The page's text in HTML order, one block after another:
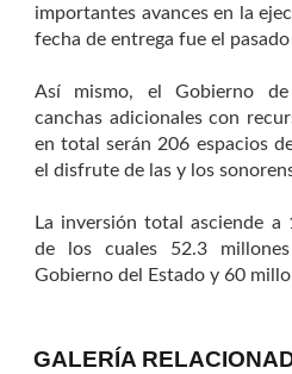
importantes avances en la
fecha de entrega fue el
Así mismo, el Gobierno
canchas adicionales con
en total serán 206 espacios
el disfrute de las y los
La inversión total asciende a
de los cuales 52.3
Gobierno del Estado y 60
GALERÍA